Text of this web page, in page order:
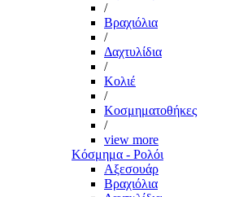
/
Βραχιόλια
/
Δαχτυλίδια
/
Κολιέ
/
Κοσμηματοθήκες
/
view more
Κόσμημα - Ρολόι
Αξεσουάρ
Βραχιόλια